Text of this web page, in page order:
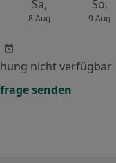
Sa,
8 Aug
So,
9 Aug
nicht verfügbar
senden